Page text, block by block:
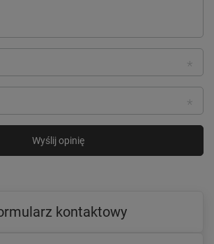
Wyślij opinię
kontaktowy